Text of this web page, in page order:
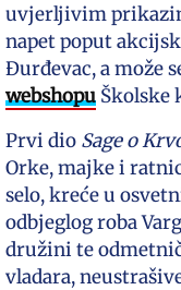
uvjerljivim
napet poput
Đurđevac, a može
webshopu Školske
Prvi dio Sage o
Orke, majke i
selo, kreće u
odbjeglog roba
družini te
vladara,